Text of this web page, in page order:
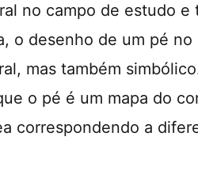
no campo de estudo e
o desenho de um pé no
mas também
o pé é um mapa do
correspondendo a